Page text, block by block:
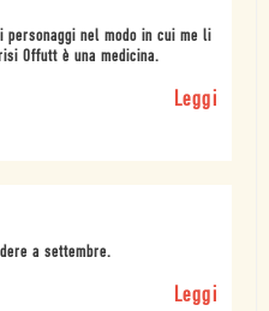
personaggi nel modo in cui me li
Offutt è una medicina.
Leggi
a settembre.
Leggi